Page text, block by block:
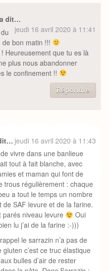
dit…
jeudi 16 avril 2020 à 11:41
bon matin !!!
Heureusement que tu es là
plus nous abandonner
le confinement !!
Répondre
jeudi 16 avril 2020 à 11:43
de vivre dans une banlieue
tout à fait blanche, avec
et maman qui font de
trous régulièrement : chaque
a tout le temps un nombre
de SAF levure et de la farine.
parés niveau levure
Oui
lu j’ai de la farine :-)))
le sarrazin n’a pas de
gluten c’est ce truc élastique
bulles d’air de rester